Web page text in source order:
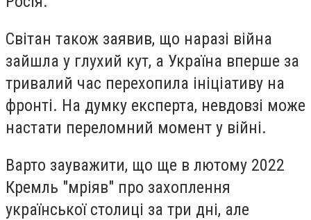
Світан також заявив, що наразі війна
зайшла у глухий кут, а Україна вперше за
тривалий час перехопила ініціативу на
фронті. На думку експерта, невдовзі може
настати переломний момент у війні.
Варто зауважити, що ще в лютому 2022
Кремль "мріяв" про захоплення
української столиці за три дні, але